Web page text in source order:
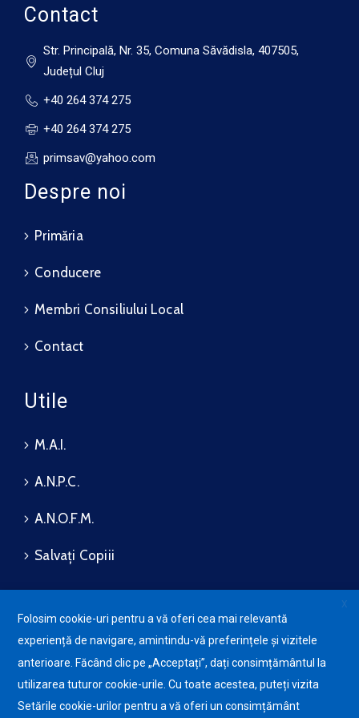
Contact
Str. Principală, Nr. 35, Comuna Săvădisla, 407505,
Județul Cluj
+40 264 374 275
+40 264 374 275
primsav@yahoo.com
Despre noi
Primăria
Conducere
Membri Consiliului Local
Contact
Utile
M.A.I.
A.N.P.C.
A.N.O.F.M.
Salvați Copiii
Protecția datelor cu caracter
personale (GDPR)
Politica de utilizare a Cookie-
urilor
Avansis
Mobile
X
Folosim cookie-uri pentru a vă oferi cea mai relevantă
experiență de navigare, amintindu-vă preferințele și vizitele
anterioare. Făcând clic pe „Acceptați”, dați consimțământul la
utilizarea tuturor cookie-urile. Cu toate acestea, puteți vizita
Setările cookie-urilor pentru a vă oferi un consimțământ